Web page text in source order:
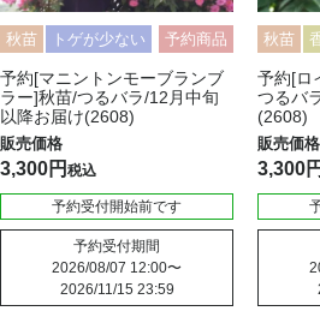
秋苗 トゲが少ない 予約商品
予約[マニントンモーブランブ
ラー]秋苗/つるバラ/12月中旬
以降お届け(2608)
3,300 税込
予約受付開始前です
予約受付期間
2026/08/07 12:00〜
2026/11/15 23:59
秋苗
予約[ロ
つるバ
(2608)
3,300